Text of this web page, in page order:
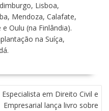
Lisboa,
Mendoza, Calafate,
Oulu (na Finlândia).
na Suíça,
Especialista em Direito Civil e
Empresarial lança livro sobre